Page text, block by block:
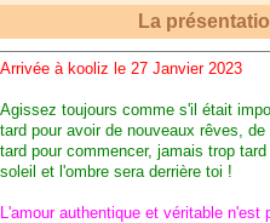
La
Arrivée à kooliz le 27 Janvier 2023
Agissez toujours comme s'il était
tard pour avoir de nouveaux rêves,
tard pour commencer, jamais trop
soleil et l'ombre sera derrière toi !
L'amour authentique et véritable